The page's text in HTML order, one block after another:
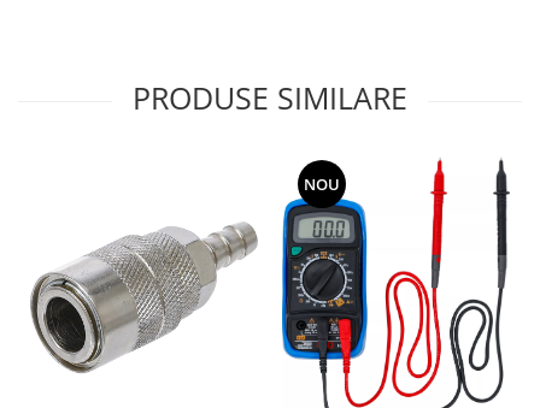
PRODUSE SIMILARE
NOU